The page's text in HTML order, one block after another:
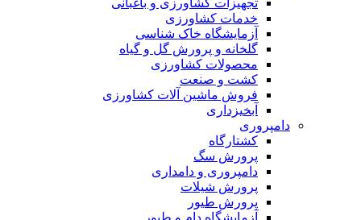
تجهیزات کشاورزی و باغبانی
خدمات کشاورزی
آزمایشگاه خاک شناسی
گلخانه و پرورش گل و گیاه
محصولات کشاورزی
کشت و صنعت
فروش ماشین آلات کشاورزی
آبخیزداری
دامپروری
کشتارگاه
پرورش سگ
دامپروری و دامداری
پرورش شیلات
پرورش طیور